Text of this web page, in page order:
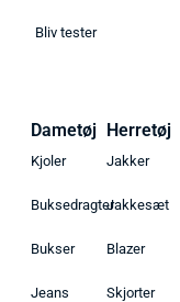
Bliv tester
Dametøj
Kjoler
Buksedragter
Bukser
Jeans
Herretøj
Jakker
Jakkesæt
Blazer
Skjorter